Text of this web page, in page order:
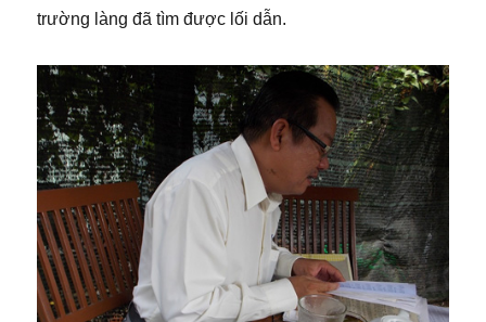
trường làng đã tìm được lối dẫn.